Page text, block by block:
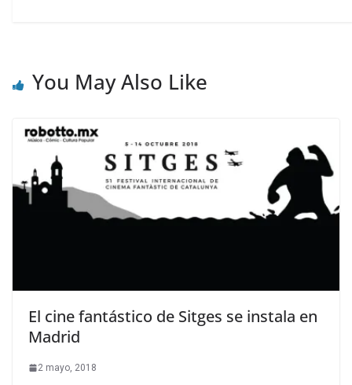
You May Also Like
El cine fantástico de Sitges se instala en
Madrid
2 mayo, 2018